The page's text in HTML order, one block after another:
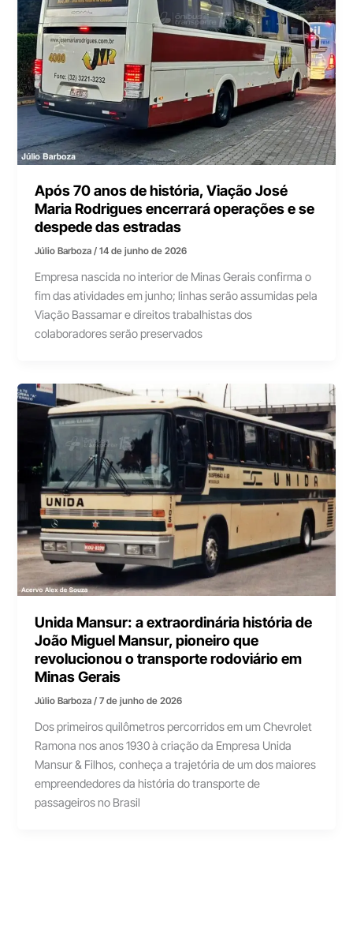
Após 70 anos de história, Viação José
Maria Rodrigues encerrará operações e se
despede das estradas
Júlio Barboza/14 de junho de 2026
Empresa nascida no interior de Minas Gerais confirma o
fim das atividades em junho; linhas serão assumidas pela
Viação Bassamar e direitos trabalhistas dos
colaboradores serão preservados
Unida Mansur: a extraordinária história de
João Miguel Mansur, pioneiro que
revolucionou o transporte rodoviário em
Minas Gerais
Júlio Barboza/7 de junho de 2026
Dos primeiros quilômetros percorridos em um Chevrolet
Ramona nos anos 1930 à criação da Empresa Unida
Mansur & Filhos, conheça a trajetória de um dos maiores
empreendedores da história do transporte de
passageiros no Brasil